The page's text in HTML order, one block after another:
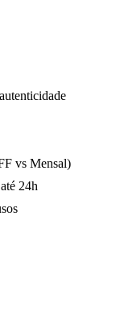
vs Mensal)
24h